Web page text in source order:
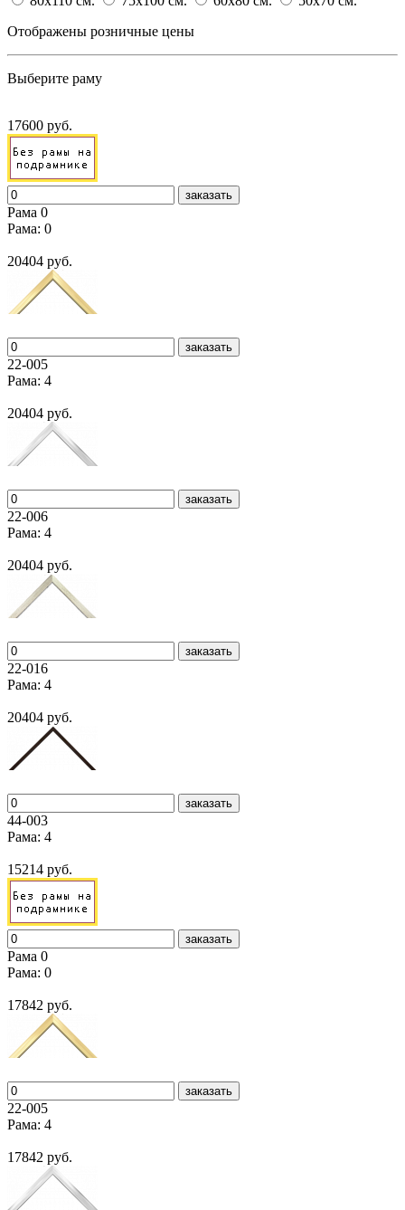
Отображены розничные цены
Выберите раму
17600 руб.
заказать
Рама 0
Рама: 0
20404 руб.
заказать
22-005
Рама: 4
20404 руб.
заказать
22-006
Рама: 4
20404 руб.
заказать
22-016
Рама: 4
20404 руб.
заказать
44-003
Рама: 4
15214 руб.
заказать
Рама 0
Рама: 0
17842 руб.
заказать
22-005
Рама: 4
17842 руб.